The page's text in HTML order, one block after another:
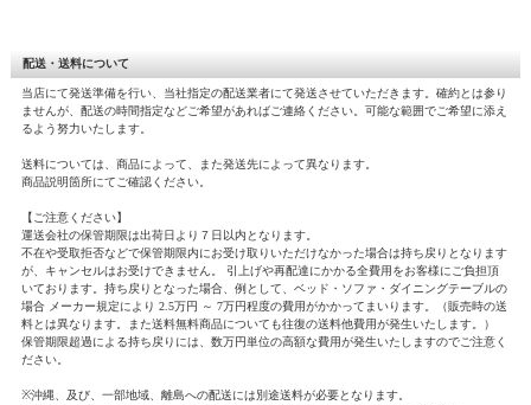
配送・送料について
当店にて発送準備を行い、当社指定の配送業者にて発送させていただきます。確約とは参り
ませんが、配送の時間指定などご希望があればご連絡ください。可能な範囲でご希望に添え
るよう努力いたします。
送料については、商品によって、また発送先によって異なります。
商品説明箇所にてご確認ください。
【ご注意ください】
運送会社の保管期限は出荷日より７日以内となります。
不在や受取拒否などで保管期限内にお受け取りいただけなかった場合は持ち戻りとなります
が、キャンセルはお受けできません。 引上げや再配達にかかる全費用をお客様にご負担頂
いております。持ち戻りとなった場合、例として、ベッド・ソファ・ダイニングテーブルの
場合 メーカー規定により 2.5万円 ～ 7万円程度の費用がかかってまいります。（販売時の送
料とは異なります。また送料無料商品についても往復の送料他費用が発生いたします。）
保管期限超過による持ち戻りには、数万円単位の高額な費用が発生いたしますのでご注意く
ださい。
※沖縄、及び、一部地域、離島への配送には別途送料が必要となります。